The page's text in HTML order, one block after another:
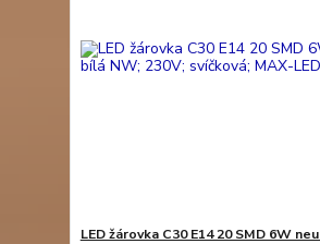
LED žárovka C30 E14 20 SMD 6W